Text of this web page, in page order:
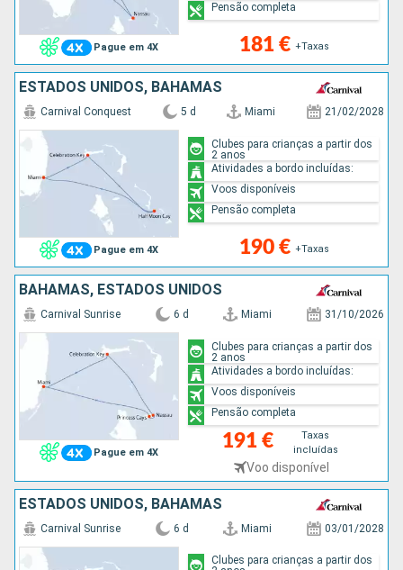
Pague em 4X 181 € +Taxas
Pensão completa
ESTADOS UNIDOS, BAHAMAS
Pague em 4X
Carnival Conquest 5 d Miami 21/02/2028
190 € +Taxas
Clubes para crianças a partir dos
2 anos
Atividades a bordo incluídas:
Voos disponíveis
Pensão completa
BAHAMAS, ESTADOS UNIDOS
Pague em 4X
Carnival Sunrise 6 d Miami 31/10/2026
191 €
Taxas
incluídas
Voo disponível
Clubes para crianças a partir dos
2 anos
Atividades a bordo incluídas:
Voos disponíveis
Pensão completa
ESTADOS UNIDOS, BAHAMAS
Carnival Sunrise 6 d Miami 03/01/2028
Clubes para crianças a partir dos